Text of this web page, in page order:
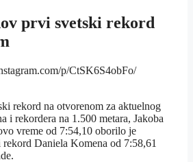
prvi svetski rekord
p/CtSK6S4obFo/
rekord na otvorenom za aktuelnog
i rekordera na 1.500 metara, Jakoba
vreme od 7:54,10 oborilo je
Daniela Komena od 7:58,61